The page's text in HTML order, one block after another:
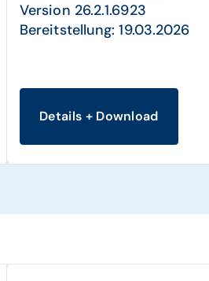
Version 26.2.1.6923
Bereitstellung: 19.03.2026
Details + Download